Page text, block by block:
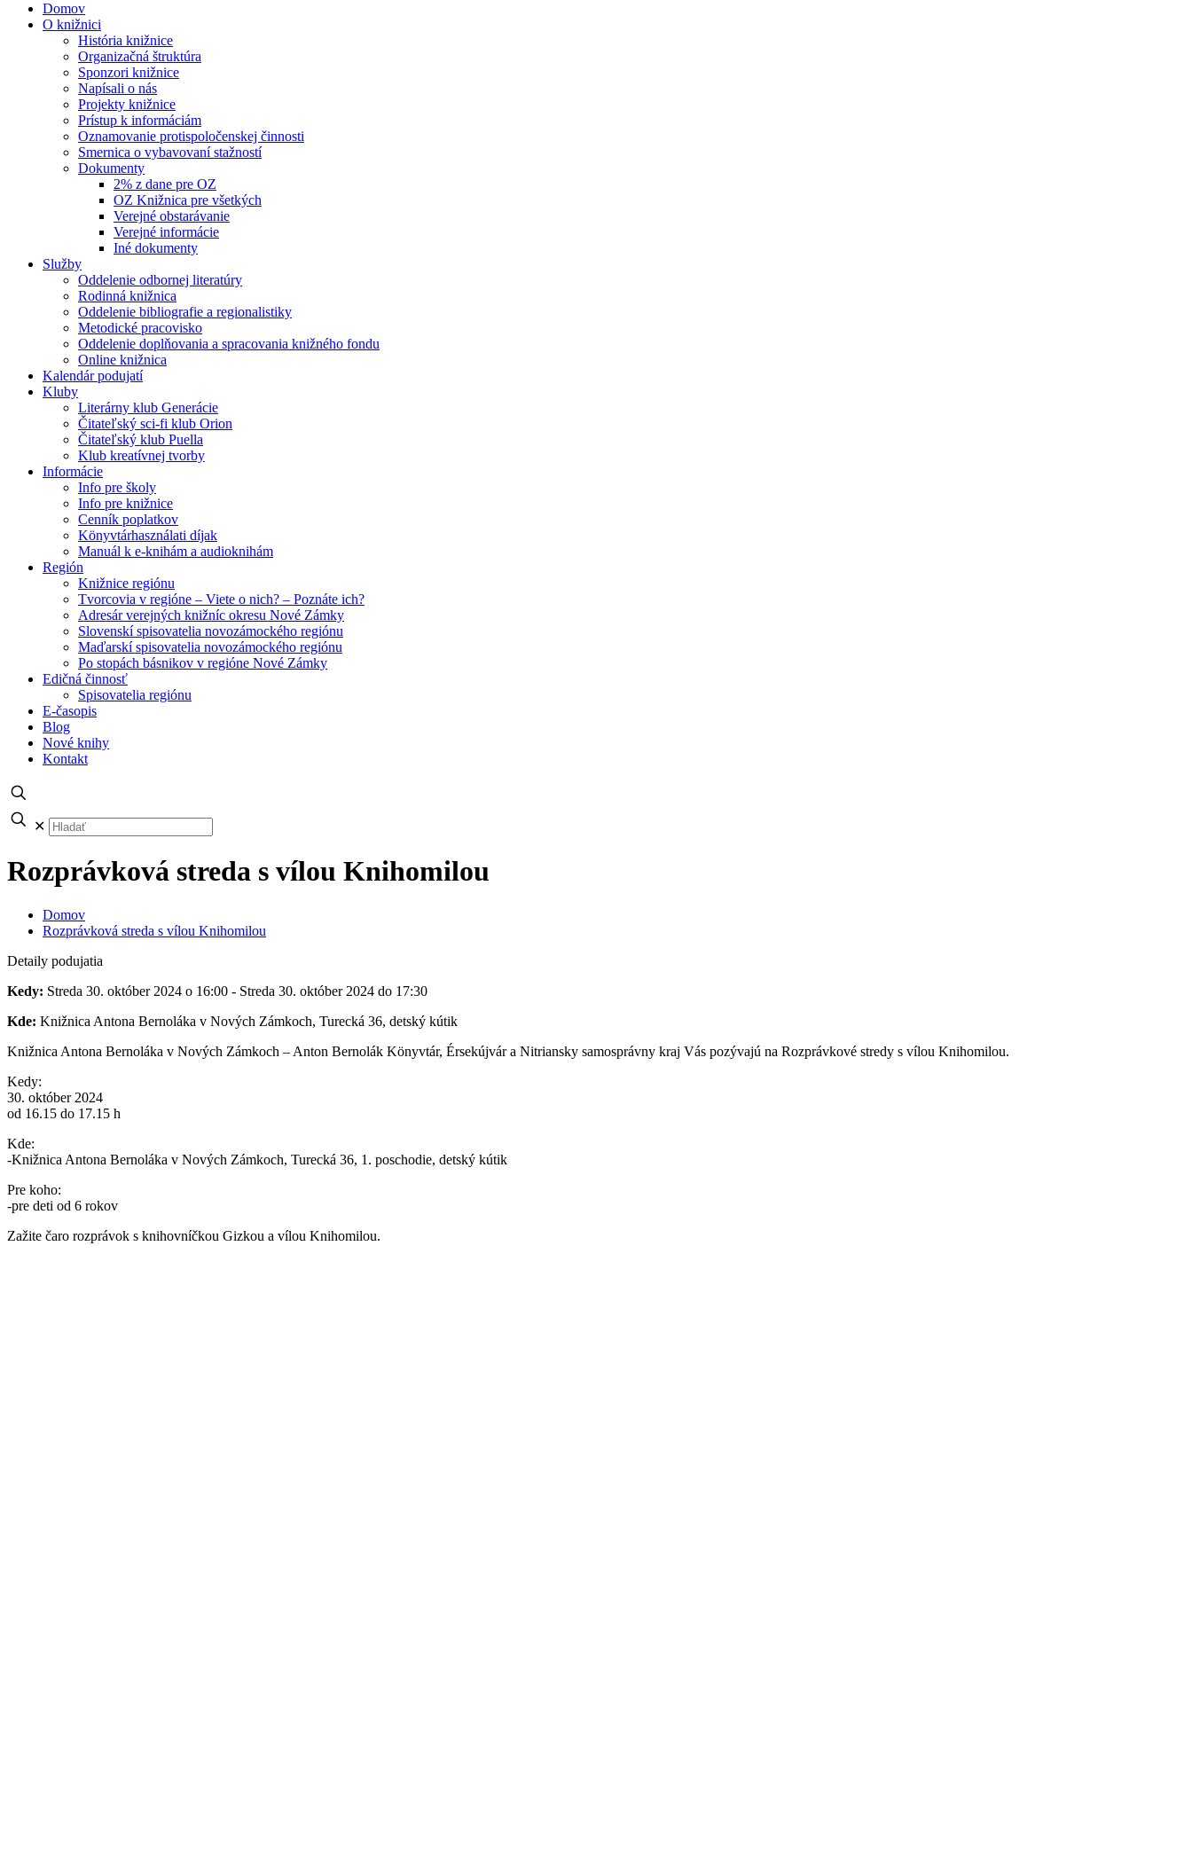
Domov
O knižnici
História knižnice
Organizačná štruktúra
Sponzori knižnice
Napísali o nás
Projekty knižnice
Prístup k informáciám
Oznamovanie protispoločenskej činnosti
Smernica o vybavovaní stažností
Dokumenty
2% z dane pre OZ
OZ Knižnica pre všetkých
Verejné obstarávanie
Verejné informácie
Iné dokumenty
Služby
Oddelenie odbornej literatúry
Rodinná knižnica
Oddelenie bibliografie a regionalistiky
Metodické pracovisko
Oddelenie doplňovania a spracovania knižného fondu
Online knižnica
Kalendár podujatí
Kluby
Literárny klub Generácie
Čitateľský sci-fi klub Orion
Čitateľský klub Puella
Klub kreatívnej tvorby
Informácie
Info pre školy
Info pre knižnice
Cenník poplatkov
Könyvtárhasználati díjak
Manuál k e-knihám a audioknihám
Región
Knižnice regiónu
Tvorcovia v regióne – Viete o nich? – Poznáte ich?
Adresár verejných knižníc okresu Nové Zámky
Slovenskí spisovatelia novozámockého regiónu
Maďarskí spisovatelia novozámockého regiónu
Po stopách básnikov v regióne Nové Zámky
Edičná činnosť
Spisovatelia regiónu
E-časopis
Blog
Nové knihy
Kontakt
✕
Rozprávková streda s vílou Knihomilou
Domov
Rozprávková streda s vílou Knihomilou
Detaily podujatia
Kedy: Streda 30. október 2024 o 16:00 - Streda 30. október 2024 do 17:30
Kde: Knižnica Antona Bernoláka v Nových Zámkoch, Turecká 36, detský kútik
Knižnica Antona Bernoláka v Nových Zámkoch – Anton Bernolák Könyvtár, Érsekújvár a Nitriansky samosprávny kraj Vás pozývajú na Rozprávkové stredy s vílou Knihomilou.
Kedy:
30. október 2024
od 16.15 do 17.15 h
Kde:
-Knižnica Antona Bernoláka v Nových Zámkoch, Turecká 36, 1. poschodie, detský kútik
Pre koho:
-pre deti od 6 rokov
Zažite čaro rozprávok s knihovníčkou Gizkou a vílou Knihomilou.